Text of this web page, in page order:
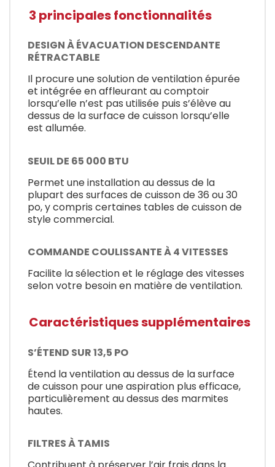
3 principales fonctionnalités
DESIGN À ÉVACUATION DESCENDANTE
RÉTRACTABLE
Il procure une solution de ventilation épurée
et intégrée en affleurant au comptoir
lorsqu’elle n’est pas utilisée puis s’élève au
dessus de la surface de cuisson lorsqu’elle
est allumée.
SEUIL DE 65 000 BTU
Permet une installation au dessus de la
plupart des surfaces de cuisson de 36 ou 30
po, y compris certaines tables de cuisson de
style commercial.
COMMANDE COULISSANTE À 4 VITESSES
Facilite la sélection et le réglage des vitesses
selon votre besoin en matière de ventilation.
Caractéristiques supplémentaires
S’ÉTEND SUR 13,5 PO
Étend la ventilation au dessus de la surface
de cuisson pour une aspiration plus efficace,
particulièrement au dessus des marmites
hautes.
FILTRES À TAMIS